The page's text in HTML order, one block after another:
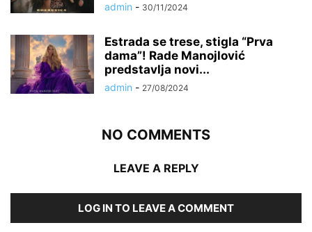
admin - 30/11/2024
Estrada se trese, stigla “Prva
dama”! Rade Manojlović
predstavlja novi...
admin - 27/08/2024
NO COMMENTS
LEAVE A REPLY
LOG IN TO LEAVE A COMMENT